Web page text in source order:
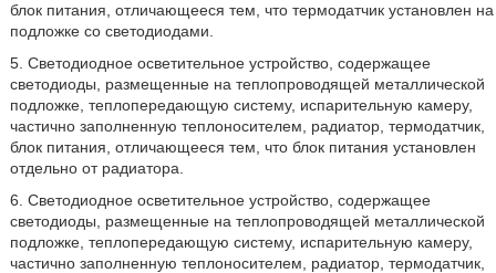
блок питания, отличающееся тем, что термодатчик установлен на
подложке со светодиодами.
5. Светодиодное осветительное устройство, содержащее
светодиоды, размещенные на теплопроводящей металлической
подложке, теплопередающую систему, испарительную камеру,
частично заполненную теплоносителем, радиатор, термодатчик,
блок питания, отличающееся тем, что блок питания установлен
отдельно от радиатора.
6. Светодиодное осветительное устройство, содержащее
светодиоды, размещенные на теплопроводящей металлической
подложке, теплопередающую систему, испарительную камеру,
частично заполненную теплоносителем, радиатор, термодатчик,